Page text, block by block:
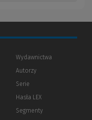
Wydawnictwa
Autorzy
Serie
Hasła LEX
Segmenty